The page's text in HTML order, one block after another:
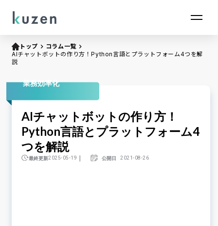
トップ keyboard_arrow_right コラム一覧keyboard_arrow_right
AIチャットボットの作り方！Python言語とプラットフォーム4つを解
説
業務効率化
AIチャットボットの作り方！
Python言語とプラットフォーム4
つを解説
最終更新2025-05-19 ｜ 公開日 2021-08-26